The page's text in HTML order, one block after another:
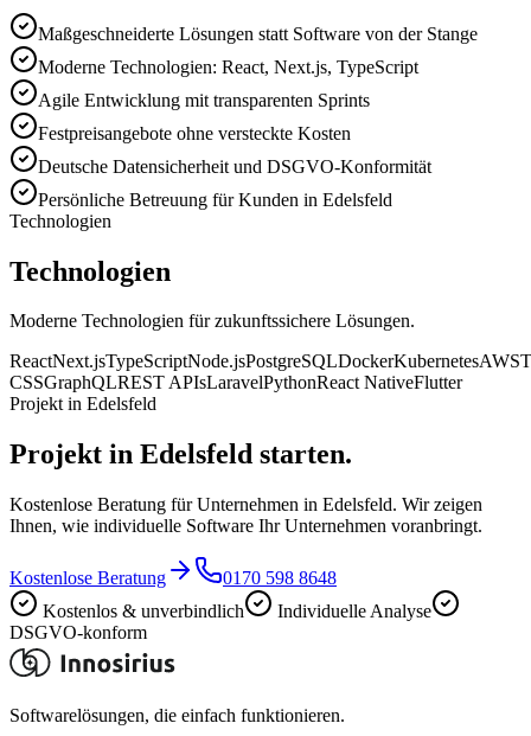
Maßgeschneiderte Lösungen statt Software von der Stange
Moderne Technologien: React, Next.js, TypeScript
Agile Entwicklung mit transparenten Sprints
Festpreisangebote ohne versteckte Kosten
Deutsche Datensicherheit und DSGVO-Konformität
Persönliche Betreuung für Kunden in Edelsfeld
Technologien
Technologien
Moderne Technologien für zukunftssichere Lösungen.
ReactNext.jsTypeScriptNode.jsPostgreSQLDockerKubernetesAWS
CSSGraphQLREST APIsLaravelPythonReact NativeFlutter
Projekt in Edelsfeld
Projekt in Edelsfeld starten.
Kostenlose Beratung für Unternehmen in Edelsfeld. Wir zeigen
Ihnen, wie individuelle Software Ihr Unternehmen voranbringt.
Kostenlose Beratung
0170 598 8648
Kostenlos & unverbindlich
Individuelle Analyse
DSGVO-konform
Softwarelösungen, die einfach funktionieren.